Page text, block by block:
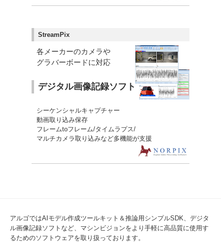
StreamPix
各メーカーのカメラや
グラバーボードに対応
デジタル画像記録ソフト
シーケンシャルキャプチャー
動画取り込み保存
フレームtoフレーム/タイムラプス/
マルチカメラ取り込みなど多機能が支援
アルゴではAIモデル作成ツールキット＆推論用シンプルSDK、デジタ
ル画像記録ソフトなど、マシンビジョンをより手軽に高品質に使用す
るためのソフトウェアを取り扱っております。